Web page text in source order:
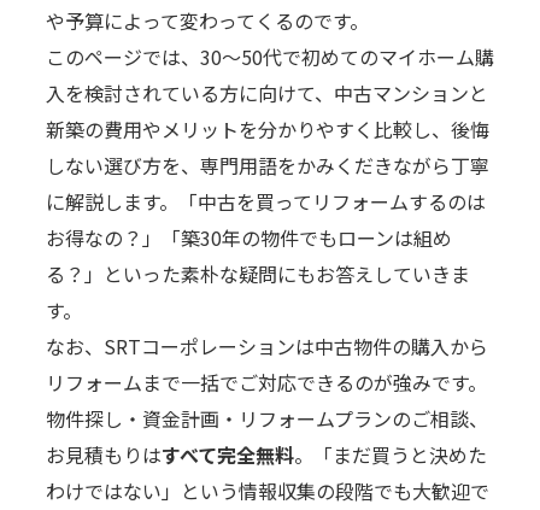
や予算によって変わってくるのです。
このページでは、30〜50代で初めてのマイホーム購
入を検討されている方に向けて、中古マンションと
新築の費用やメリットを分かりやすく比較し、後悔
しない選び方を、専門用語をかみくだきながら丁寧
に解説します。「中古を買ってリフォームするのは
お得なの？」「築30年の物件でもローンは組め
る？」といった素朴な疑問にもお答えしていきま
す。
なお、SRTコーポレーションは中古物件の購入から
リフォームまで一括でご対応できるのが強みです。
物件探し・資金計画・リフォームプランのご相談、
お見積もりはすべて完全無料。「まだ買うと決めた
わけではない」という情報収集の段階でも大歓迎で